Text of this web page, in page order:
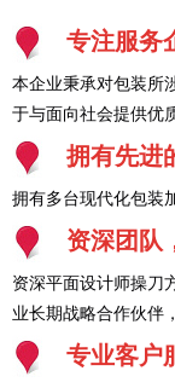
专注服务
本企业秉承对包装所
于与面向社会提供优
拥有先进
拥有多台现代化包装
资深团队
资深平面设计师操刀
业长期战略合作伙伴
专业客户